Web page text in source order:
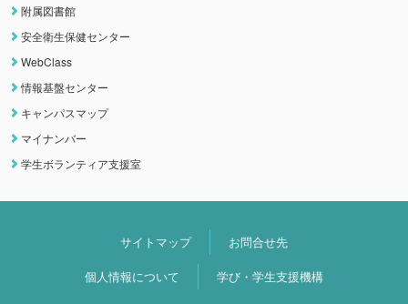
附属図書館
安全衛生保健センター
WebClass
情報基盤センター
キャンパスマップ
マイナンバー
学生ボランティア支援室
サイトマップ
お問合せ先
個人情報について
学び・学生支援機構